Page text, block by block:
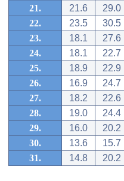
21.
21.6
29.0
22.
23.5
30.5
23.
18.1
27.6
24.
18.1
22.7
25.
18.9
22.9
26.
16.9
24.7
27.
18.2
22.6
28.
19.0
24.4
29.
16.0
20.2
30.
13.6
15.7
31.
14.8 20.2